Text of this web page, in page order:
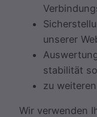
unserer
stabilität
zu
Wir verwenden